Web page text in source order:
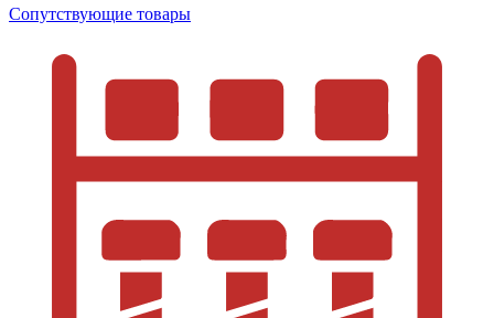
Сопутствующие товары